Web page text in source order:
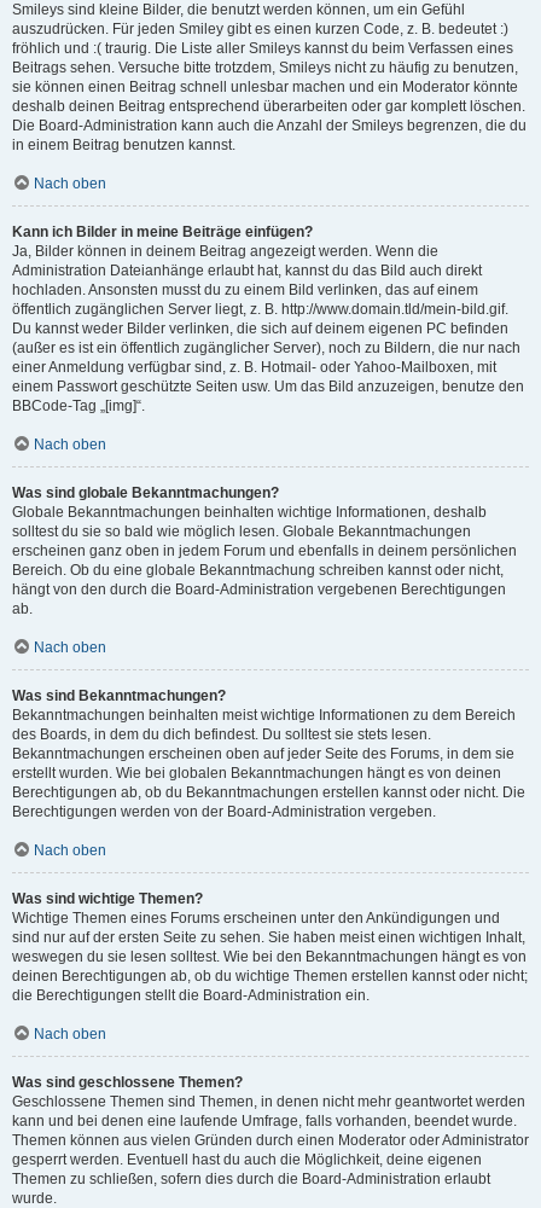
Smileys sind kleine Bilder, die benutzt werden können, um ein Gefühl
auszudrücken. Für jeden Smiley gibt es einen kurzen Code, z. B. bedeutet :)
fröhlich und :( traurig. Die Liste aller Smileys kannst du beim Verfassen eines
Beitrags sehen. Versuche bitte trotzdem, Smileys nicht zu häufig zu benutzen,
sie können einen Beitrag schnell unlesbar machen und ein Moderator könnte
deshalb deinen Beitrag entsprechend überarbeiten oder gar komplett löschen.
Die Board-Administration kann auch die Anzahl der Smileys begrenzen, die du
in einem Beitrag benutzen kannst.
Nach oben
Kann ich Bilder in meine Beiträge einfügen?
Ja, Bilder können in deinem Beitrag angezeigt werden. Wenn die
Administration Dateianhänge erlaubt hat, kannst du das Bild auch direkt
hochladen. Ansonsten musst du zu einem Bild verlinken, das auf einem
öffentlich zugänglichen Server liegt, z. B. http://www.domain.tld/mein-bild.gif.
Du kannst weder Bilder verlinken, die sich auf deinem eigenen PC befinden
(außer es ist ein öffentlich zugänglicher Server), noch zu Bildern, die nur nach
einer Anmeldung verfügbar sind, z. B. Hotmail- oder Yahoo-Mailboxen, mit
einem Passwort geschützte Seiten usw. Um das Bild anzuzeigen, benutze den
BBCode-Tag „[img]“.
Nach oben
Was sind globale Bekanntmachungen?
Globale Bekanntmachungen beinhalten wichtige Informationen, deshalb
solltest du sie so bald wie möglich lesen. Globale Bekanntmachungen
erscheinen ganz oben in jedem Forum und ebenfalls in deinem persönlichen
Bereich. Ob du eine globale Bekanntmachung schreiben kannst oder nicht,
hängt von den durch die Board-Administration vergebenen Berechtigungen
ab.
Nach oben
Was sind Bekanntmachungen?
Bekanntmachungen beinhalten meist wichtige Informationen zu dem Bereich
des Boards, in dem du dich befindest. Du solltest sie stets lesen.
Bekanntmachungen erscheinen oben auf jeder Seite des Forums, in dem sie
erstellt wurden. Wie bei globalen Bekanntmachungen hängt es von deinen
Berechtigungen ab, ob du Bekanntmachungen erstellen kannst oder nicht. Die
Berechtigungen werden von der Board-Administration vergeben.
Nach oben
Was sind wichtige Themen?
Wichtige Themen eines Forums erscheinen unter den Ankündigungen und
sind nur auf der ersten Seite zu sehen. Sie haben meist einen wichtigen Inhalt,
weswegen du sie lesen solltest. Wie bei den Bekanntmachungen hängt es von
deinen Berechtigungen ab, ob du wichtige Themen erstellen kannst oder nicht;
die Berechtigungen stellt die Board-Administration ein.
Nach oben
Was sind geschlossene Themen?
Geschlossene Themen sind Themen, in denen nicht mehr geantwortet werden
kann und bei denen eine laufende Umfrage, falls vorhanden, beendet wurde.
Themen können aus vielen Gründen durch einen Moderator oder Administrator
gesperrt werden. Eventuell hast du auch die Möglichkeit, deine eigenen
Themen zu schließen, sofern dies durch die Board-Administration erlaubt
wurde.